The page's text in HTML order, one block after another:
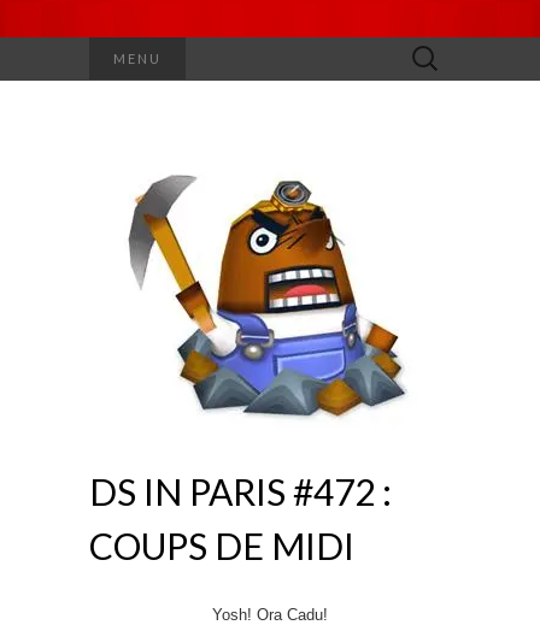
MENU Rechercher :
DS IN PARIS #472 :
COUPS DE MIDI
Yosh! Ora Cadu!